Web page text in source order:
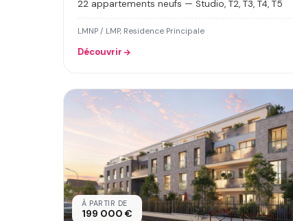
22 appartements neufs — Studio, T2, T3, T4, T5
LMNP / LMP, Residence Principale
Découvrir
À PARTIR DE
199 000 €